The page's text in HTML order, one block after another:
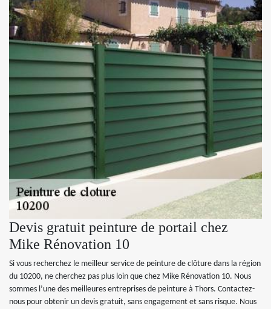
Devis gratuit peinture de portail chez
Mike Rénovation 10
Si vous recherchez le meilleur service de peinture de clôture dans la région
du 10200, ne cherchez pas plus loin que chez Mike Rénovation 10. Nous
sommes l’une des meilleures entreprises de peinture à Thors. Contactez-
nous pour obtenir un devis gratuit, sans engagement et sans risque. Nous